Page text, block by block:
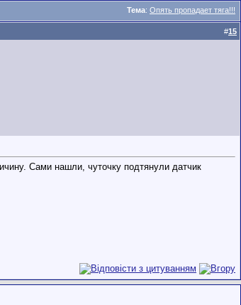
Тема: Опять пропадает тяга!!!
#15
Сами нашли, чуточку подтянули датчик